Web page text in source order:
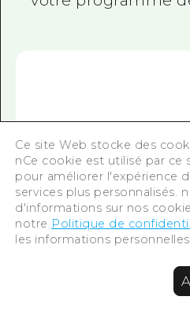
la mer est
votre programme
Ce site Web stocke des
nCe cookie est utilisé par ce
pour améliorer l'expérience
services plus personnalisés.
d'informations sur nos
notre Politique de
les informations